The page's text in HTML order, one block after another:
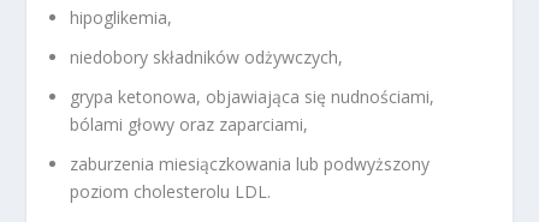
hipoglikemia,
niedobory składników odżywczych,
grypa ketonowa, objawiająca się nudnościami,
bólami głowy oraz zaparciami,
zaburzenia miesiączkowania lub podwyższony
poziom cholesterolu LDL.